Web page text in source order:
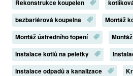
Rekonstrukce koupelen
bezbariérová koupelna
Montáž
Montáž ústředního topení
Instalace kotlů na peletky
Instalace odpadů a kanalizace